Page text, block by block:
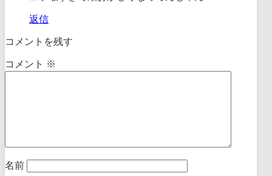
返信
コメントを残す
コメント ※
名前